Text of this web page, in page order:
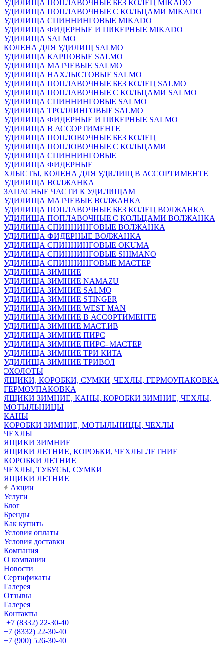
УДИЛИЩА ПОПЛАВОЧНЫЕ БЕЗ КОЛЕЦ MIKADO
УДИЛИЩА ПОПЛАВОЧНЫЕ С КОЛЬЦАМИ MIKADO
УДИЛИЩА СПИННИНГОВЫЕ MIKADO
УДИЛИЩА ФИДЕРНЫЕ И ПИКЕРНЫЕ MIKADO
УДИЛИЩА SALMO
КОЛЕНА ДЛЯ УДИЛИЩ SALMO
УДИЛИЩА КАРПОВЫЕ SALMO
УДИЛИЩА МАТЧЕВЫЕ SALMO
УДИЛИЩА НАХЛЫСТОВЫЕ SALMO
УДИЛИЩА ПОПЛАВОЧНЫЕ БЕЗ КОЛЕЦ SALMO
УДИЛИЩА ПОПЛАВОЧНЫЕ С КОЛЬЦАМИ SALMO
УДИЛИЩА СПИННИНГОВЫЕ SALMO
УДИЛИЩА ТРОЛЛИНГОВЫЕ SALMO
УДИЛИЩА ФИДЕРНЫЕ И ПИКЕРНЫЕ SALMO
УДИЛИЩА В АССОРТИМЕНТЕ
УДИЛИЩА ПОПЛОВОЧНЫЕ БЕЗ КОЛЕЦ
УДИЛИЩА ПОПЛОВОЧНЫЕ С КОЛЬЦАМИ
УДИЛИЩА СПИННИНГОВЫЕ
УДИЛИЩА ФИДЕРНЫЕ
ХЛЫСТЫ, КОЛЕНА ДЛЯ УДИЛИЩ В АССОРТИМЕНТЕ
УДИЛИЩА ВОЛЖАНКА
ЗАПАСНЫЕ ЧАСТИ К УДИЛИЩАМ
УДИЛИЩА МАТЧЕВЫЕ ВОЛЖАНКА
УДИЛИЩА ПОПЛАВОЧНЫЕ БЕЗ КОЛЕЦ ВОЛЖАНКА
УДИЛИЩА ПОПЛАВОЧНЫЕ С КОЛЬЦАМИ ВОЛЖАНКА
УДИЛИЩА СПИННИНГОВЫЕ ВОЛЖАНКА
УДИЛИЩА ФИДЕРНЫЕ ВОЛЖАНКА
УДИЛИЩА СПИННИНГОВЫЕ OKUMA
УДИЛИЩА СПИННИНГОВЫЕ SHIMANO
УДИЛИЩА СПИННИНГОВЫЕ МАСТЕР
УДИЛИЩА ЗИМНИЕ
УДИЛИЩА ЗИМНИЕ NAMAZU
УДИЛИЩА ЗИМНИЕ SALMO
УДИЛИЩА ЗИМНИЕ STINGER
УДИЛИЩА ЗИМНИЕ WEST MAN
УДИЛИЩА ЗИМНИЕ В АССОРТИМЕНТЕ
УДИЛИЩА ЗИМНИЕ МАСТ.ИВ
УДИЛИЩА ЗИМНИЕ ПИРС
УДИЛИЩА ЗИМНИЕ ПИРС- МАСТЕР
УДИЛИЩА ЗИМНИЕ ТРИ КИТА
УДИЛИЩА ЗИМНИЕ ТРИВОЛ
ЭХОЛОТЫ
ЯЩИКИ, КОРОБКИ, СУМКИ, ЧЕХЛЫ, ГЕРМОУПАКОВКА
ГЕРМОУПАКОВКА
ЯЩИКИ ЗИМНИЕ, КАНЫ, КОРОБКИ ЗИМНИЕ, ЧЕХЛЫ,
МОТЫЛЬНИЦЫ
КАНЫ
КОРОБКИ ЗИМНИЕ, МОТЫЛЬНИЦЫ, ЧЕХЛЫ
ЧЕХЛЫ
ЯЩИКИ ЗИМНИЕ
ЯЩИКИ ЛЕТНИЕ, КОРОБКИ, ЧЕХЛЫ ЛЕТНИЕ
КОРОБКИ ЛЕТНИЕ
ЧЕХЛЫ, ТУБУСЫ, СУМКИ
ЯЩИКИ ЛЕТНИЕ
Акции
Услуги
Блог
Бренды
Как купить
Условия оплаты
Условия доставки
Компания
О компании
Новости
Сертификаты
Галерея
Отзывы
Галерея
Контакты
+7 (8332) 22-30-40
+7 (8332) 22-30-40
+7 (900) 526-30-40